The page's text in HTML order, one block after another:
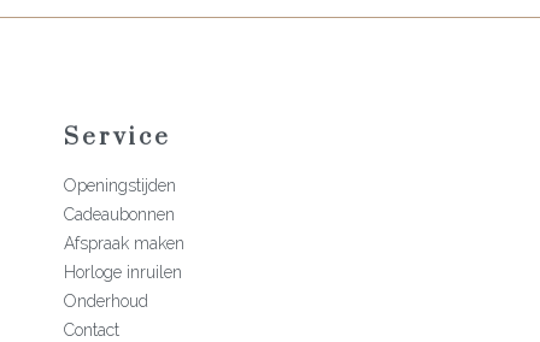
Service
Openingstijden
Cadeaubonnen
Afspraak maken
Horloge inruilen
Onderhoud
Contact